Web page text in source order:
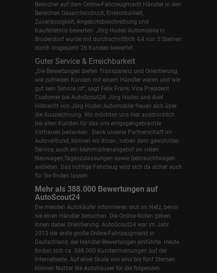
Besucher auf dem Online-Fahrzeugmarkt Händler in den
Bereichen Gesamteindruck, Erreichbarkeit,
Zuverlässigkeit, Angebotsbeschreibung und
Kauferlebnis bewerten. Jörg Hudec Automobile in
Broderstorf wurde mit durchschnittlich 4,4 von 5 Sternen
durch insgesamt 26 Kunden bewertet.
Guter Service & Erreichbarkeit
„Die Bewertungen bieten Transparenz und Orientierung,
wie zufrieden Kunden mit einem Händler waren und wie
gut sein Service ist“, sagt Felix Frank, Vice President
Customer bei AutoScout24. Jörg Hudec und Axel
Hilbrecht von Jörg Hudec Automobile freuen sich über
die Auszeichnung. Wir möchten uns hier ausdrücklich
bei allen Kunden für das uns entgegengebrachte
Vertrauen bedanken . Dank unserer Partnerschaft im
Autoverbund, können wir Ihnen , neben dem gewohnten
Service, auch ein Mehrmarkenangebot an vielen
Neuwagen,Tageszulassungen sowie Gebrauchtwagen
anbieten. Das richtige Fahrzeug wird sich da sicher auch
für Sie finden lassen.
Mehr als 388.000 Bewertungen auf
AutoScout24
Die meisten Autokäufer informieren sich im Netz, bevor
sie einen Händler besuchen. Die Online-Noten geben
ihnen dabei Orientierung. AutoScout24 war im Jahr
2013 der erste große Online-Fahrzeugmarkt in
Deutschland, der Händler-Bewertungen einführte. Heute
finden sich ca. 388.000 Kundenmeinungen auf der
Internetseite. Auf einer Skala von eins bis fünf Sternen
können Nutzer die Autohäuser für die folgenden